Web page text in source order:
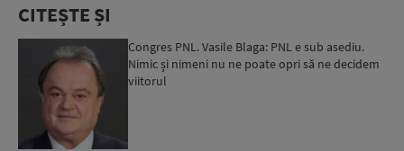
CITEȘTE ȘI
Congres PNL. Vasile Blaga: PNL e sub asediu.
Nimic și nimeni nu ne poate opri să ne decidem
viitorul